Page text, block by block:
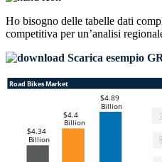
Ho bisogno delle tabelle dati
competitiva per un’analisi
Scarica esempio